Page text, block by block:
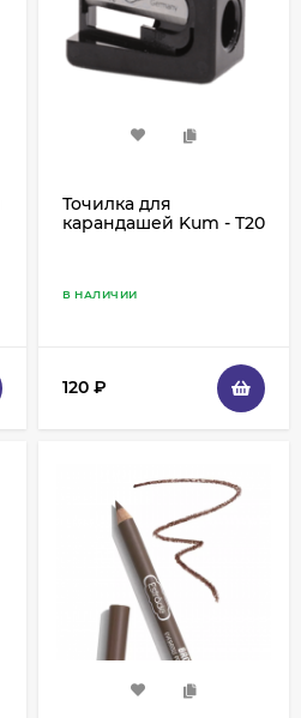
Точилка для
карандашей Kum - T20
В НАЛИЧИИ
120 ₽